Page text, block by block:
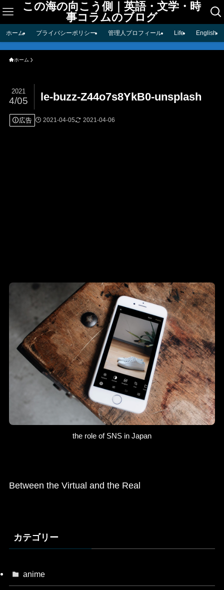
この海の向こう側｜英語・文学・時
事コラムのブログ
ホーム プライバシーポリシー 管理人プロフィール Life English
ホーム
le-buzz-Z44o7s8YkB0-unsplash
2021
4/05
広告 2021-04-05 2021-04-06
the role of SNS in Japan
Between the Virtual and the Real
カテゴリー
anime